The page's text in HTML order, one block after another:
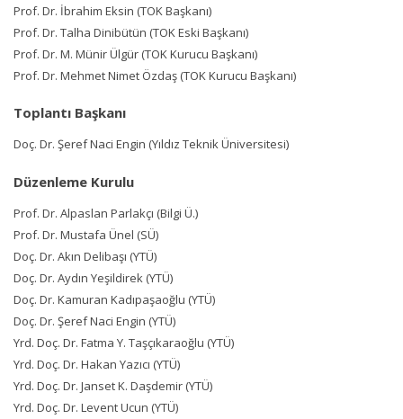
Bildiri Gönderimi
Davetli Konuşmacılar
Özel Oturumlar & Paneller
Kurullar
Bildiri Konuları
Bildiriler Kitabı
Sponsorlar
Toplantı Yeri
Konaklama
Teknik Program
Sosyal Program
Galeri
Prof. Dr. İbrahim Eksin (TOK Başkanı)
Prof. Dr. Talha Dinibütün (TOK Eski Başkanı)
Prof. Dr. M. Münir Ülgür (TOK Kurucu Başkanı)
Prof. Dr. Mehmet Nimet Özdaş (TOK Kurucu Başkanı)
Toplantı Başkanı
Doç. Dr. Şeref Naci Engin (Yıldız Teknik Üniversitesi)
Düzenleme Kurulu
Prof. Dr. Alpaslan Parlakçı (Bilgi Ü.)
Prof. Dr. Mustafa Ünel (SÜ)
Doç. Dr. Akın Delibaşı (YTÜ)
Doç. Dr. Aydın Yeşildirek (YTÜ)
Doç. Dr. Kamuran Kadıpaşaoğlu (YTÜ)
Doç. Dr. Şeref Naci Engin (YTÜ)
Yrd. Doç. Dr. Fatma Y. Taşçıkaraoğlu (YTÜ)
Yrd. Doç. Dr. Hakan Yazıcı (YTÜ)
Yrd. Doç. Dr. Janset K. Daşdemir (YTÜ)
Yrd. Doç. Dr. Levent Ucun (YTÜ)